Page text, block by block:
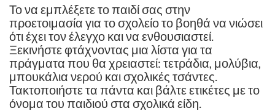
Το να εμπλέξετε το παιδί σας στην
προετοιμασία για το σχολείο το βοηθά να νιώσει
ότι έχει τον έλεγχο και να ενθουσιαστεί.
Ξεκινήστε φτάχνοντας μια λίστα για τα
πράγματα που θα χρειαστεί: τετράδια, μολύβια,
μπουκάλια νερού και σχολικές τσάντες.
Τακτοποιήστε τα πάντα και βάλτε ετικέτες με το
όνομα του παιδιού στα σχολικά είδη.